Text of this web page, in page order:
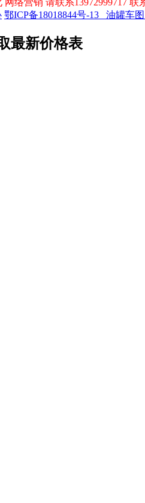
鄂ICP备18018844号-13 油罐车
最新价格表